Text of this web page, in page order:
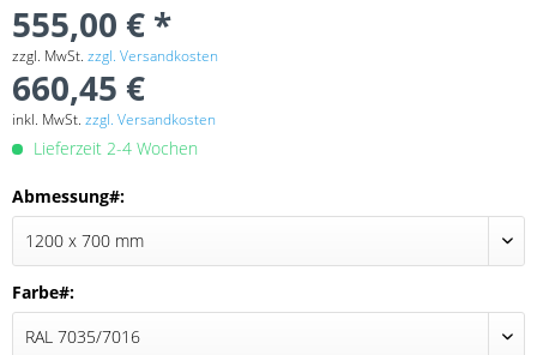
555,00 € *
zzgl. MwSt. zzgl. Versandkosten
660,45 €
inkl. MwSt. zzgl. Versandkosten
Lieferzeit 2-4 Wochen
Abmessung#:
Farbe#: